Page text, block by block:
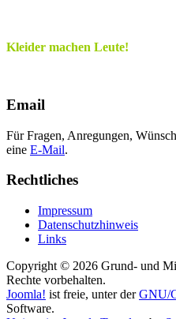
Kleider machen Leute!
Email
Für Fragen, Anregungen,
eine E-Mail.
Rechtliches
Impressum
Datenschutzhinweis
Links
Copyright © 2026 Grund- und
Rechte vorbehalten.
Joomla! ist freie, unter derGNU/
Software.